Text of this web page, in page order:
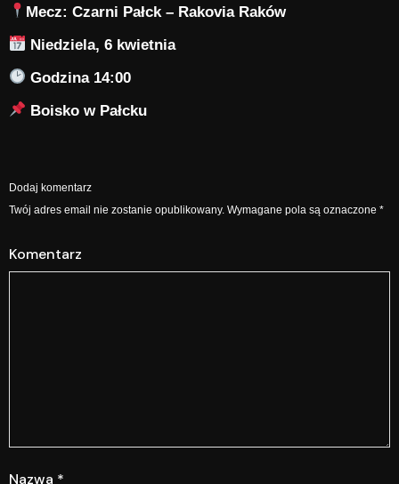
Mecz: Czarni Pałck – Rakovia Raków
Niedziela, 6 kwietnia
Godzina 14:00
Boisko w Pałcku
Dodaj komentarz
Twój adres email nie zostanie opublikowany. Wymagane pola są oznaczone *
Komentarz
Nazwa *